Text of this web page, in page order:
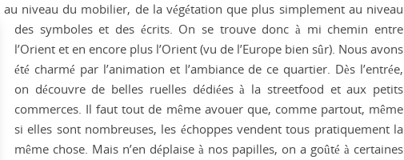
niveau du mobilier, de la végétation que plus simplement au niveau
des symboles et des écrits. On se trouve donc à mi chemin entre
l’Orient et en encore plus l’Orient (vu de l’Europe bien sûr). Nous avons
été charmé par l’animation et l’ambiance de ce quartier. Dès l’entrée,
on découvre de belles ruelles dédiées à la streetfood et aux petits
commerces. Il faut tout de même avouer que, comme partout, même
si elles sont nombreuses, les échoppes vendent tous pratiquement la
même chose. Mais n’en déplaise à nos papilles, on a goûté à certaines